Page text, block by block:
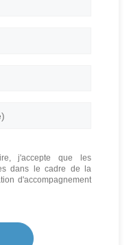
j'accepte que les
dans le cadre de la
d'accompagnement